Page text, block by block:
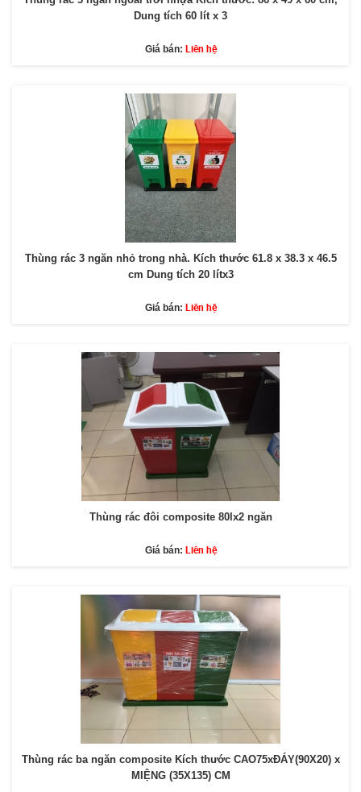
Dung tích 60 lít x 3
Giá bán: Liên hệ
Thùng rác 3 ngăn nhỏ trong nhà. Kích thước 61.8 x 38.3 x 46.5
cm Dung tích 20 lítx3
Giá bán: Liên hệ
Thùng rác đôi composite 80lx2 ngăn
Giá bán: Liên hệ
Thùng rác ba ngăn composite Kích thước CAO75xĐÁY(90X20) x
MIỆNG (35X135) CM